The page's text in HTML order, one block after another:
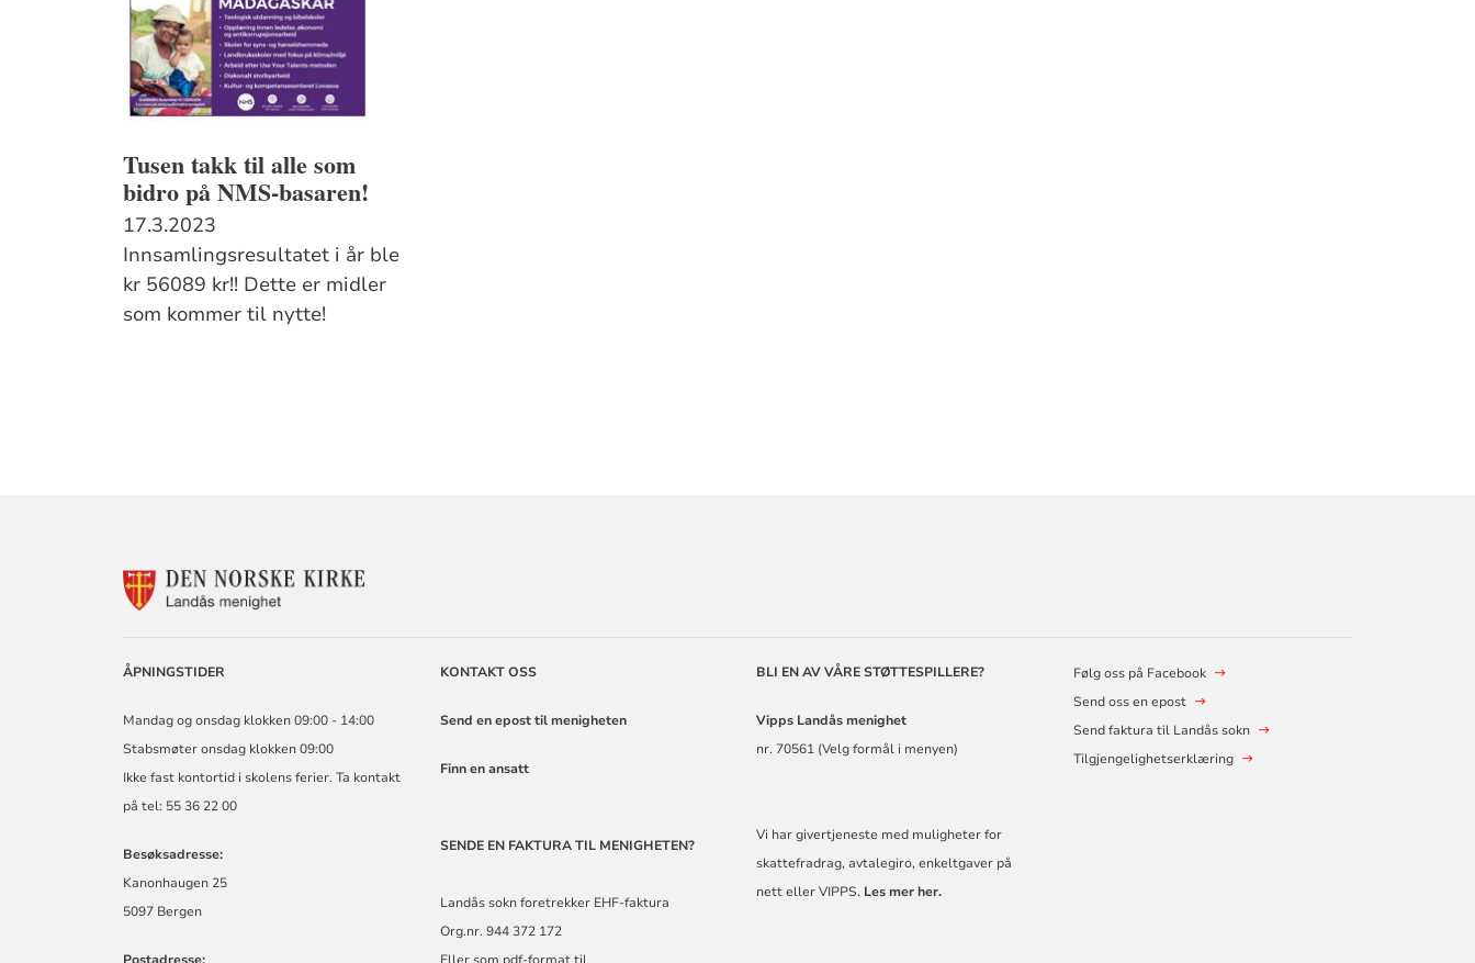
Tusen takk til alle som
bidro på NMS-basaren!
17.3.2023
Innsamlingsresultatet i år ble
kr 56089 kr!! Dette er midler
som kommer til nytte!
KONTAKTINFORMASJON
ÅPNINGSTIDER
Mandag og onsdag klokken 09:00 - 14:00
Stabsmøter onsdag klokken 09:00
Ikke fast kontortid i skolens ferier. Ta kontakt
på tel: 55 36 22 00
Besøksadresse:
Kanonhaugen 25
5097 Bergen
Postadresse:
KONTAKT OSS
Send en epost til menigheten
Finn en ansatt
SENDE EN FAKTURA TIL MENIGHETEN?
Landås sokn foretrekker EHF-faktura
Org.nr. 944 372 172
Eller som pdf-format til
BLI EN AV VÅRE STØTTESPILLERE?
Vipps Landåsmenighet
nr. 70561 (Velg formål i menyen)
Vi har givertjeneste med muligheter for
skattefradrag, avtalegiro, enkeltgaver på
nett eller VIPPS. Les mer her.
Følg oss på Facebook
Send oss en epost
Send faktura til Landås sokn
Tilgjengelighetserklæring